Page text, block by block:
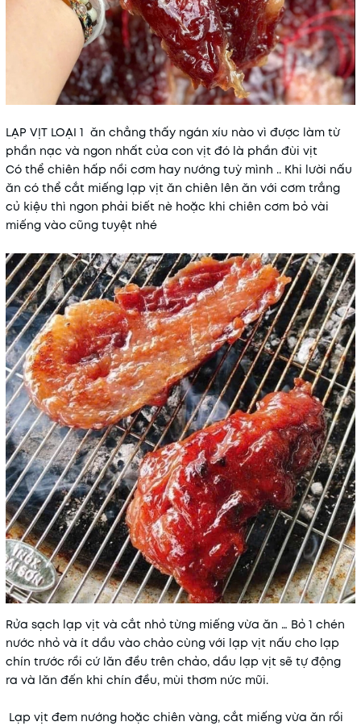
LẠP VỊT LOẠI 1 ăn chẳng thấy ngán xíu nào vì được làm từ
phần nạc và ngon nhất của con vịt đó là phần đùi vịt
Có thể chiên hấp nồi cơm hay nướng tuỳ mình .. Khi lười nấu
ăn có thể cắt miếng lạp vịt ăn chiên lên ăn với cơm trắng
củ kiệu thì ngon phải biết nè hoặc khi chiên cơm bỏ vài
miếng vào cũng tuyệt nhé
Rửa sạch lạp vịt và cắt nhỏ từng miếng vừa ăn … Bỏ 1 chén
nước nhỏ và ít dầu vào chảo cùng với lạp vịt nấu cho lạp
chín trước rồi cứ lăn đều trên chảo, dầu lạp vịt sẽ tự động
ra và lăn đến khi chín đều, mùi thơm nức mũi.
Lạp vịt đem nướng hoặc chiên vàng, cắt miếng vừa ăn rồi